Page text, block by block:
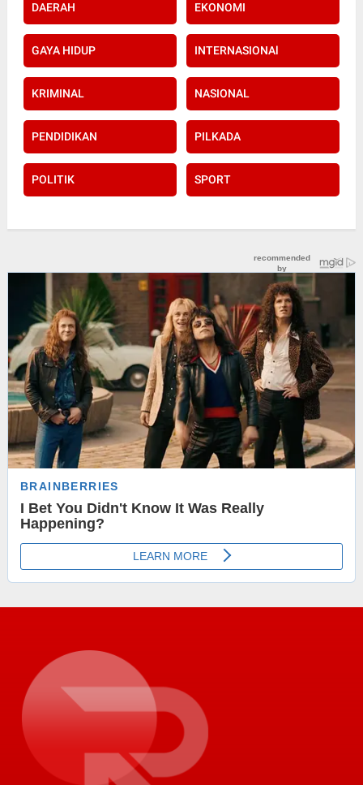
DAERAH EKONOMI
GAYA HIDUP INTERNASIONAl
KRIMINAL NASIONAL
PENDIDIKAN PILKADA
POLITIK SPORT